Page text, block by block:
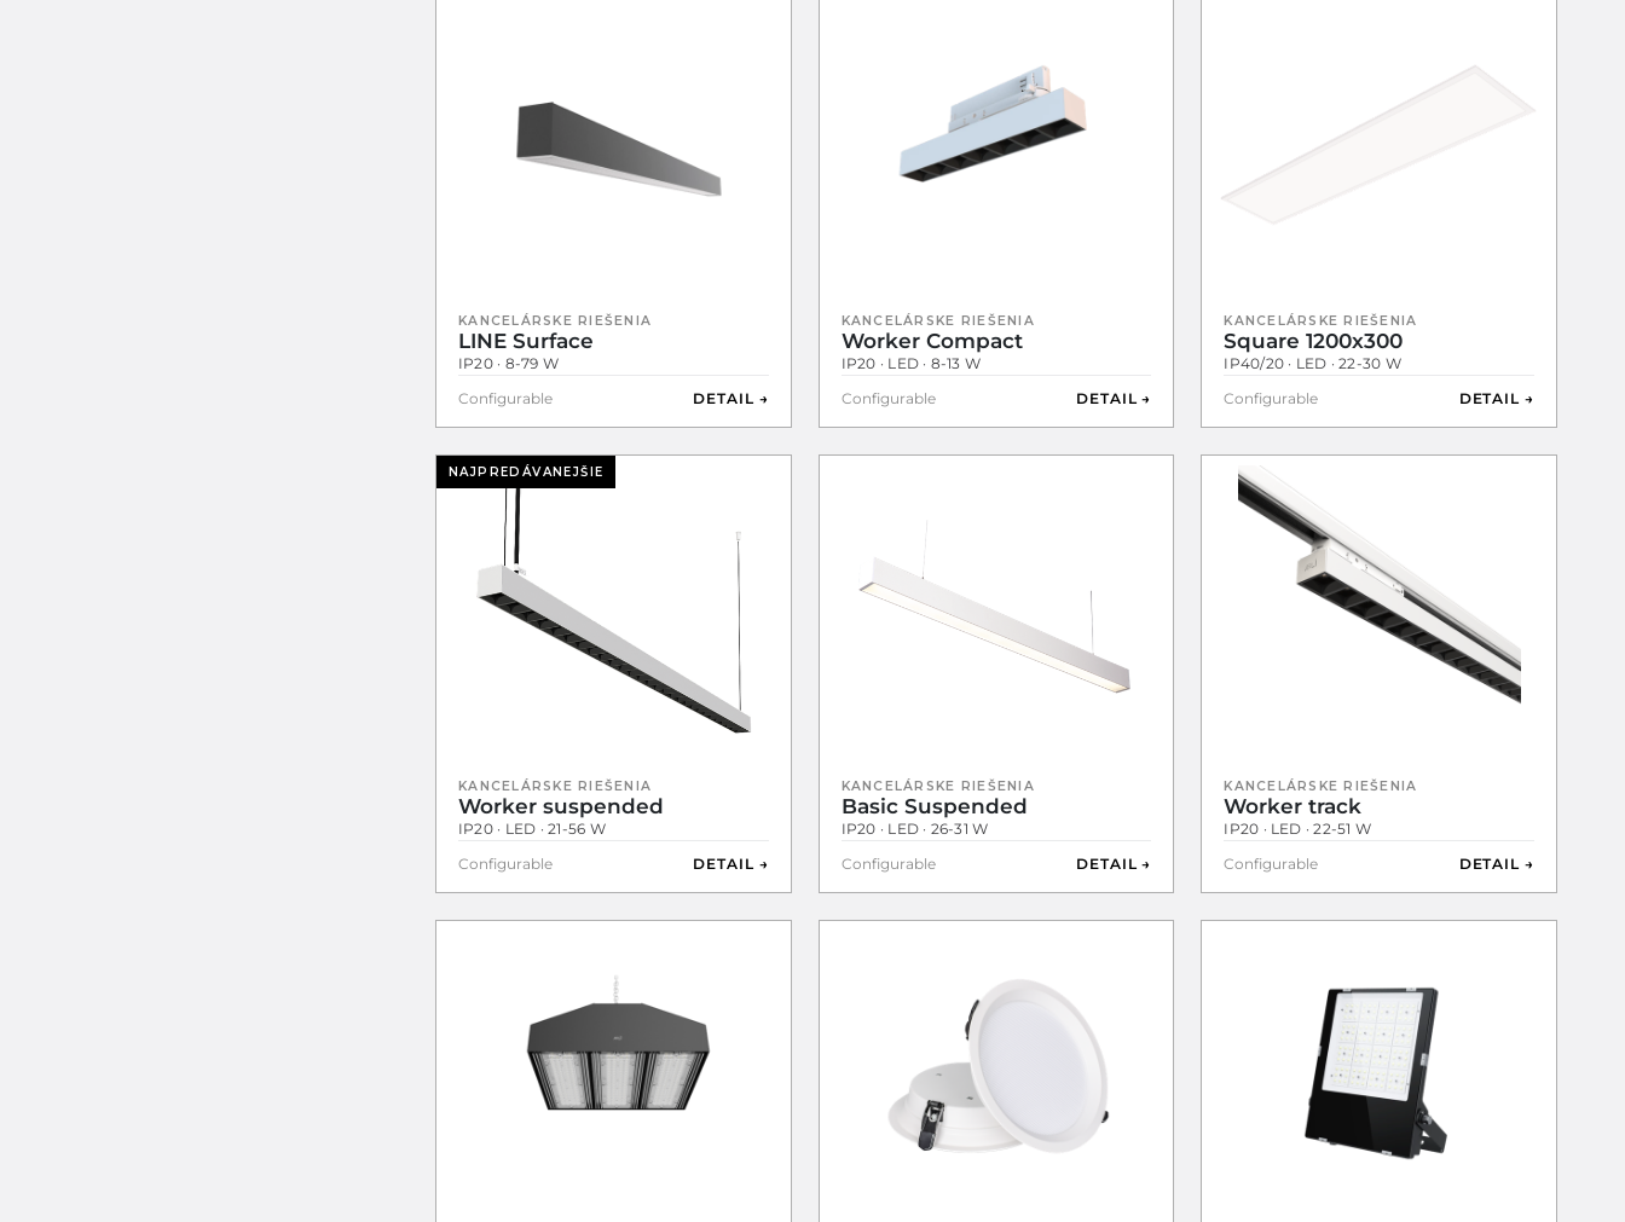
KANCELÁRSKE RIEŠENIA
LINE Surface
IP20 · 8-79 W
Configurable DETAIL →
KANCELÁRSKE RIEŠENIA
Worker Compact
IP20 · LED · 8-13 W
Configurable DETAIL →
KANCELÁRSKE RIEŠENIA
Square 1200x300
IP40/20 · LED · 22-30 W
Configurable DETAIL →
NAJPREDÁVANEJŠIE
KANCELÁRSKE RIEŠENIA
Worker suspended
IP20 · LED · 21-56 W
Configurable DETAIL →
KANCELÁRSKE RIEŠENIA
Basic Suspended
IP20 · LED · 26-31 W
Configurable DETAIL →
KANCELÁRSKE RIEŠENIA
Worker track
IP20 · LED · 22-51 W
Configurable DETAIL →